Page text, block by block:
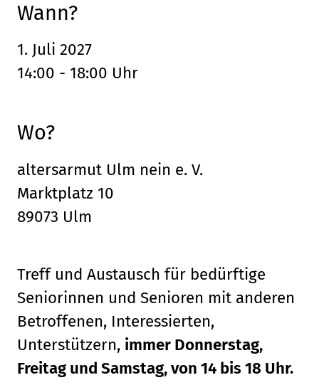
Wann?
1. Juli 2027
14:00 - 18:00 Uhr
Wo?
altersarmut Ulm nein e. V.
Marktplatz 10
89073 Ulm
Treff und Austausch für bedürftige
Seniorinnen und Senioren mit anderen
Betroffenen, Interessierten,
Unterstützern, immer Donnerstag,
Freitag und Samstag, von 14 bis 18 Uhr.